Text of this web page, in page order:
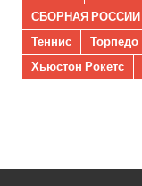
СБОРНАЯ РОССИИ
Теннис
Торпедо
Хьюстон Рокетс